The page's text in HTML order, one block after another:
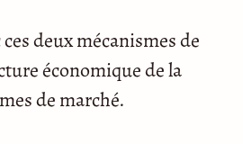
deux mécanismes de
économique de la
de marché.